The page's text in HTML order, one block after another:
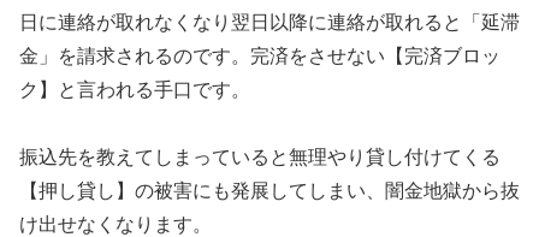
日に連絡が取れなくなり翌日以降に連絡が取れると「延滞
金」を請求されるのです。完済をさせない【完済ブロッ
ク】と言われる手口です。
振込先を教えてしまっていると無理やり貸し付けてくる
【押し貸し】の被害にも発展してしまい、闇金地獄から抜
け出せなくなります。